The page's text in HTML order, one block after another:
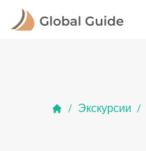
/ Экскурсии /